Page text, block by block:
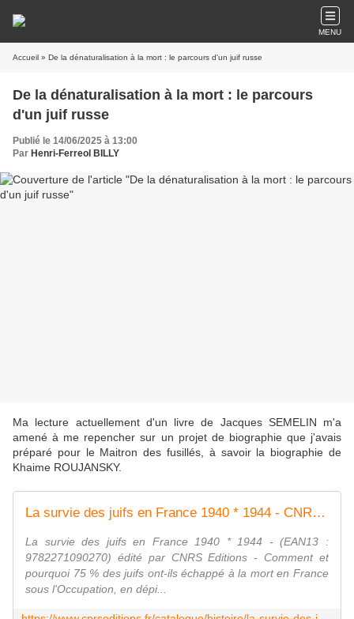
MENU
Accueil » De la dénaturalisation à la mort : le parcours d'un juif russe
De la dénaturalisation à la mort : le parcours
d'un juif russe
Publié le 14/06/2025 à 13:00
Par Henri-Ferreol BILLY
Ma lecture actuellement d'un livre de Jacques SEMELIN m'a
amené à me repencher sur un projet de biographie que j'avais
préparé pour le Maitron des fusillés, à savoir la biographie de
Khaime ROUJANSKY.
La survie des juifs en France 1940 * 1944 - CNRS Editions
La survie des juifs en France 1940 * 1944 - (EAN13 :
9782271090270) édité par CNRS Editions - Comment et
pourquoi 75 % des juifs ont-ils échappé à la mort en France
sous l'Occupation, en dépi...